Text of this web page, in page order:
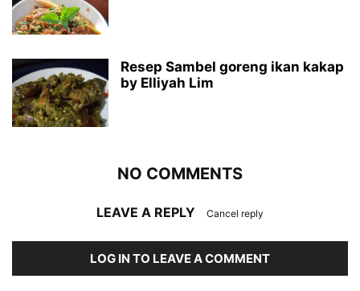
Resep Sambel goreng ikan kakap
by Elliyah Lim
NO COMMENTS
LEAVE A REPLY Cancel reply
LOG IN TO LEAVE A COMMENT